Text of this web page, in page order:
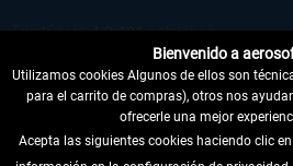
Bienvenido a
Utilizamos cookies Algunos de ellos son
para el carrito de compras), otros nos
ofrecerle una mejor
Acepta las siguientes cookies haciendo clic